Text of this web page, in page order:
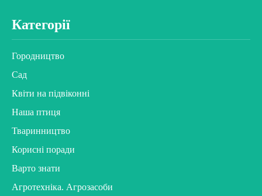
Категорії
Городництво
Сад
Квіти на підвіконні
Наша птиця
Тваринництво
Корисні поради
Варто знати
Агротехніка. Агрозасоби